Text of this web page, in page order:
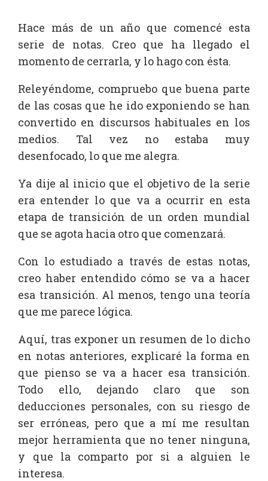
Hace más de un año que comencé esta
serie de notas. Creo que ha llegado el
momento de cerrarla, y lo hago con ésta.
Releyéndome, compruebo que buena parte
de las cosas que he ido exponiendo se han
convertido en discursos habituales en los
medios. Tal vez no estaba muy
desenfocado, lo que me alegra.
Ya dije al inicio que el objetivo de la serie
era entender lo que va a ocurrir en esta
etapa de transición de un orden mundial
que se agota hacia otro que comenzará.
Con lo estudiado a través de estas notas,
creo haber entendido cómo se va a hacer
esa transición. Al menos, tengo una teoría
que me parece lógica.
Aquí, tras exponer un resumen de lo dicho
en notas anteriores, explicaré la forma en
que pienso se va a hacer esa transición.
Todo ello, dejando claro que son
deducciones personales, con su riesgo de
ser erróneas, pero que a mí me resultan
mejor herramienta que no tener ninguna,
y que la comparto por si a alguien le
interesa.